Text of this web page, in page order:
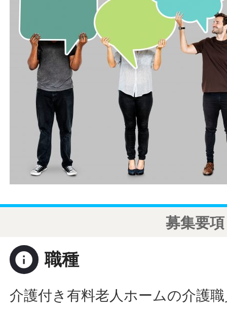
募集要項
info 職種
介護付き有料老人ホームの介護